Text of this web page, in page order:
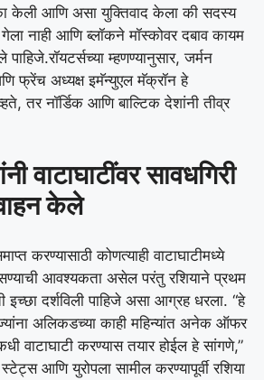
केली आणि असा युक्तिवाद केला की सदस्य
गेला नाही आणि ब्लॉकने मॉस्कोवर दबाव कायम
पाहिजे.रॉयटर्सच्या म्हणण्यानुसार, जर्मन
फ्रेंच अध्यक्ष इमॅन्युएल मॅक्रॉन हे
तर नॉर्डिक आणि बाल्टिक देशांनी तीव्र
वाटाघाटींवर सावधगिरी
केले
करण्यासाठी कोणत्याही वाटाघाटीमध्ये
आवश्यकता असेल परंतु रशियाने प्रथम
इच्छा दर्शविली पाहिजे असा आग्रह धरला. “हे
अलिकडच्या काही महिन्यांत अनेक ऑफर
वाटाघाटी करण्यास तयार होईल हे सांगणे,”
आणि युरोपला सामील करण्यापूर्वी रशिया